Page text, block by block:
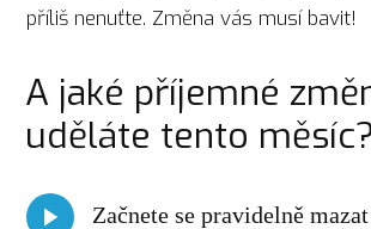
příliš nenuťte. Změna vás musí bavit!
A jaké příjemné
uděláte tento měsíc?
Začnete se pravidelně mazat